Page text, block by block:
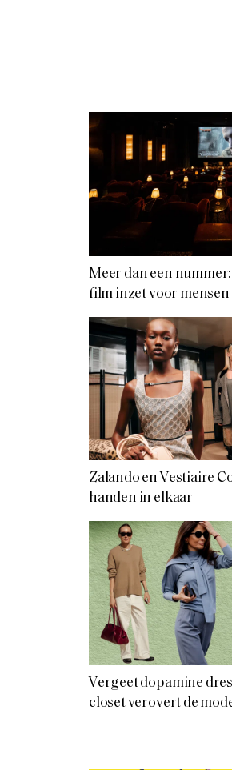
Meer dan een
film inzet voor
Zalando en Vestiaire
handen in elkaar
Vergeet dopamine
closet verovert de